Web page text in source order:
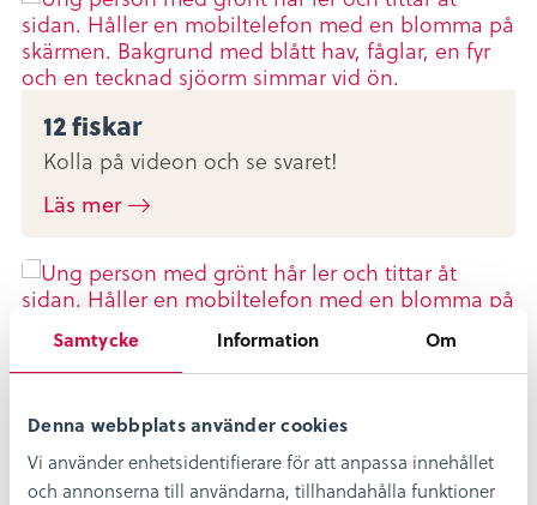
Samtycke Information Om
Denna webbplats använder cookies
Vi använder enhetsidentifierare för att anpassa innehållet
och annonserna till användarna, tillhandahålla funktioner
12 fiskar
Kolla på videon och se svaret!
Läs mer
Kolla på videon och se svaret!
Läs mer